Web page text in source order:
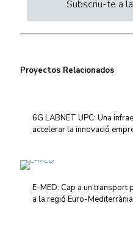
Subscriu-te a
Proyectos Relacionados
6G LABNET UPC: Una
accelerar la innovació
E-MED: Cap a un transport
a la regió Euro-Mediterrània